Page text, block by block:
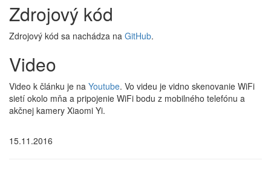
Zdrojový kód
Zdrojový kód sa nachádza na GitHub.
Video
Video k článku je na Youtube. Vo videu je vidno skenovanie WiFi
sietí okolo mňa a pripojenie WiFi bodu z mobilného telefónu a
akčnej kamery Xiaomi Yi.
15.11.2016